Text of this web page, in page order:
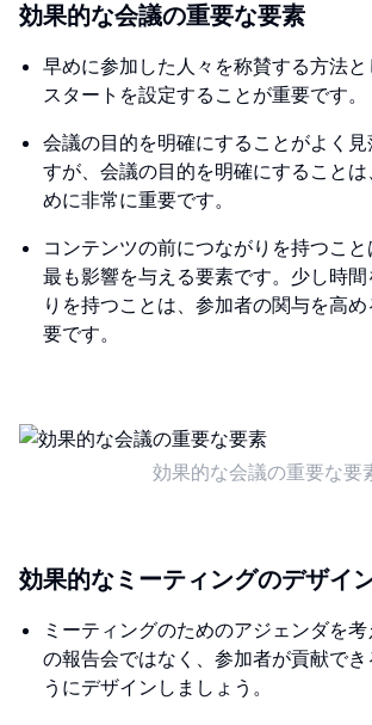
効果的な会議の重要な要素
早めに参加した人々を称賛する方法
スタートを設定することが重要です。
会議の目的を明確にすることがよく見
すが、会議の目的を明確にすること
めに非常に重要です。
コンテンツの前につながりを持つこ
最も影響を与える要素です。少し時
りを持つことは、参加者の関与を高
要です。
効果的な会議の重要な要
効果的なミーティングのデザイ
ミーティングのためのアジェンダを
の報告会ではなく、参加者が貢献でき
うにデザインしましょう。